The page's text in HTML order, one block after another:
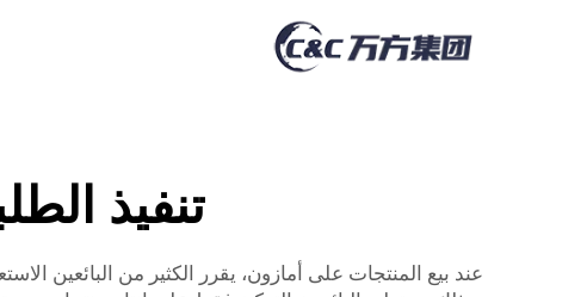
تنفيذ
عند بيع المنتجات على أمازون، يقرر الكثير من البائعين